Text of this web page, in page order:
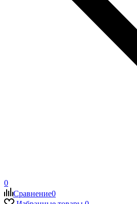
0
Сравнение0